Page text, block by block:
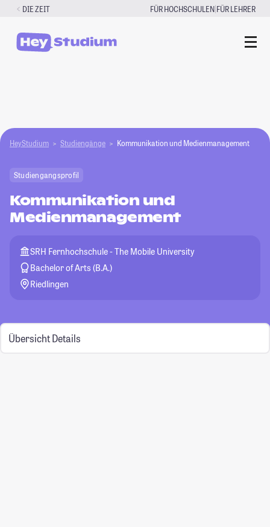
Zum
springen
DIE ZEIT FÜR HOCHSCHULEN|FÜR LEHRER
HeyStudium Studiengänge Kommunikation und Medienmanagement
Studiengangsprofil
Kommunikation und
Medienmanagement
SRH Fernhochschule - The Mobile University
Bachelor of Arts (B.A.)
Riedlingen
Übersicht Details